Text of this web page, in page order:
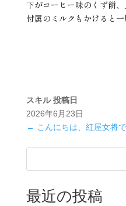
下がコーヒー味のくず餅、
付属のミルクもかけると
スキル 投稿日
2026年6月23日
← こんにちは、紅屋女将
最近の投稿